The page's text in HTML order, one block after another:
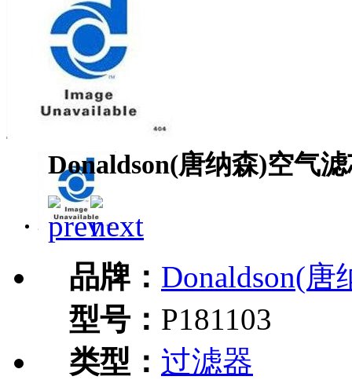
Donaldson(唐纳森)空气滤
品牌： Donaldson(唐
型号： P181103
类型： 过滤器